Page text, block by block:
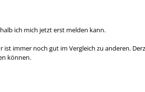
ich mich jetzt erst melden kann.
immer noch gut im Vergleich zu anderen.
können.